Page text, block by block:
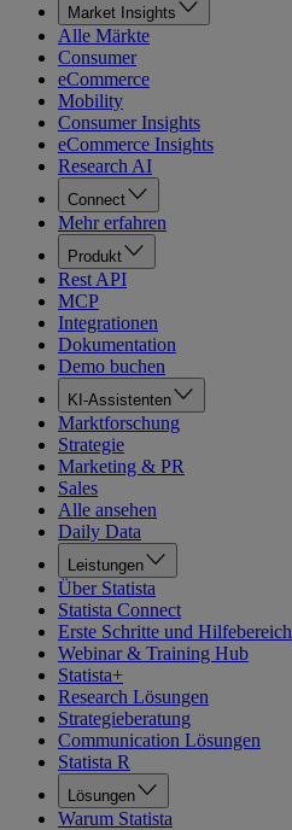
Market Insights
Alle Märkte
Consumer
eCommerce
Mobility
Consumer Insights
eCommerce Insights
Research AI
Connect
Mehr erfahren
Produkt
Rest API
MCP
Integrationen
Dokumentation
Demo buchen
KI-Assistenten
Marktforschung
Strategie
Marketing & PR
Sales
Alle ansehen
Daily Data
Leistungen
Über Statista
Statista Connect
Erste Schritte und Hilfebereich
Webinar & Training Hub
Statista+
Research Lösungen
Strategieberatung
Communication Lösungen
Statista R
Lösungen
Warum Statista